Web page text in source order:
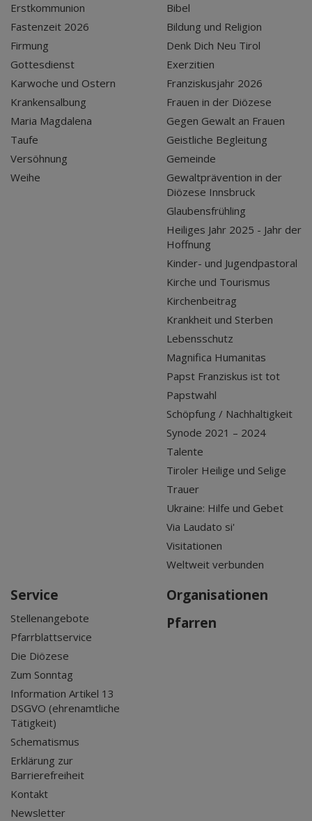
Erstkommunion
Fastenzeit 2026
Firmung
Gottesdienst
Karwoche und Ostern
Krankensalbung
Maria Magdalena
Taufe
Versöhnung
Weihe
Bibel
Bildung und Religion
Denk Dich Neu Tirol
Exerzitien
Franziskusjahr 2026
Frauen in der Diözese
Gegen Gewalt an Frauen
Geistliche Begleitung
Gemeinde
Gewaltprävention in der
Diözese Innsbruck
Glaubensfrühling
Heiliges Jahr 2025 - Jahr der
Hoffnung
Kinder- und Jugendpastoral
Kirche und Tourismus
Kirchenbeitrag
Krankheit und Sterben
Lebensschutz
Magnifica Humanitas
Papst Franziskus ist tot
Papstwahl
Schöpfung / Nachhaltigkeit
Synode 2021 – 2024
Talente
Tiroler Heilige und Selige
Trauer
Ukraine: Hilfe und Gebet
Via Laudato si'
Visitationen
Weltweit verbunden
Service
Stellenangebote
Pfarrblattservice
Die Diözese
Zum Sonntag
Information Artikel 13
DSGVO (ehrenamtliche
Tätigkeit)
Schematismus
Erklärung zur
Barrierefreiheit
Kontakt
Newsletter
Organisationen
Pfarren